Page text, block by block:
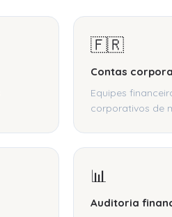
🇫🇷
Contas
Equipes
corporativos de
📊
Auditoria